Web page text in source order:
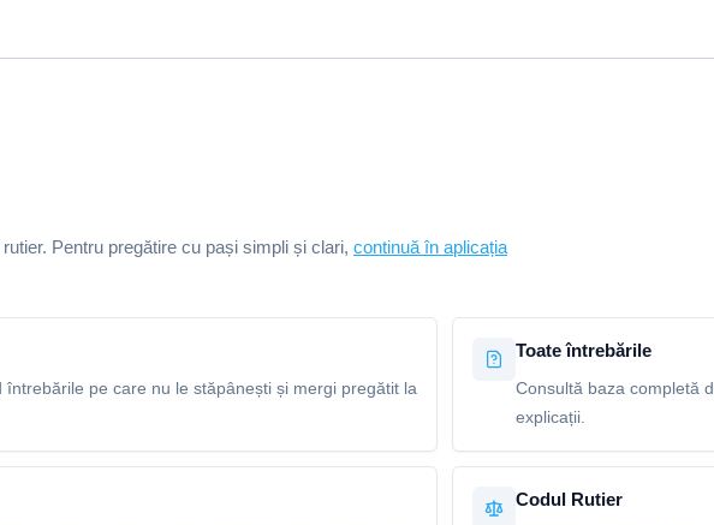
Pentru pregătire cu pași simpli și clari, continuă în aplicația
pe care nu le stăpânești și mergi pregătit la
Toate întrebările
Consultă baza completă
explicații.
Codul Rutier